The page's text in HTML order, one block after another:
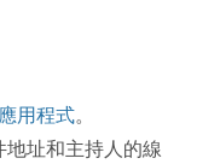
用程式。
址和主持人的線